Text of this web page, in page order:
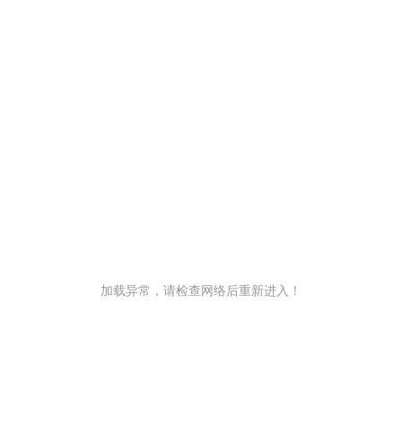
加载异常，请检查网络后重新进入！